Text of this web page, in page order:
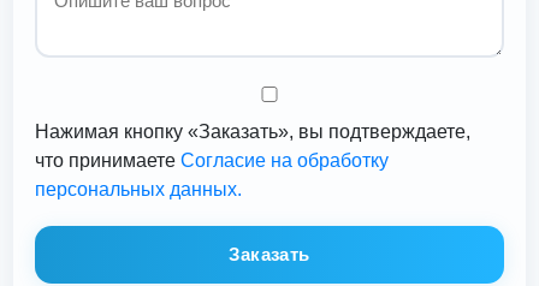
Нажимая кнопку «Заказать», вы подтверждаете,
что принимаетеСогласие на обработку
персональных данных.
Заказать